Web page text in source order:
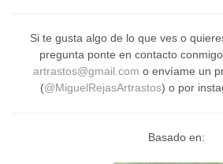
Si te gusta algo de lo que ves o
pregunta ponte en contacto
artrastos@gmail.com o envíame un
(@MiguelRejasArtrastos) o por
Basado en: